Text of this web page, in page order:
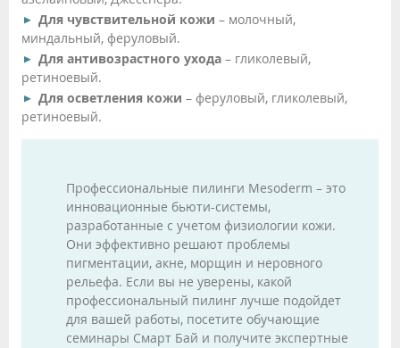
Для чувствительной кожи – молочный,
миндальный, феруловый.
Для антивозрастного ухода – гликолевый,
ретиноевый.
Для осветления кожи – феруловый, гликолевый,
ретиноевый.
Профессиональные пилинги Mesoderm – это
инновационные бьюти-системы,
разработанные с учетом физиологии кожи.
Они эффективно решают проблемы
пигментации, акне, морщин и неровного
рельефа. Если вы не уверены, какой
профессиональный пилинг лучше подойдет
для вашей работы, посетите обучающие
семинары Смарт Бай и получите экспертные